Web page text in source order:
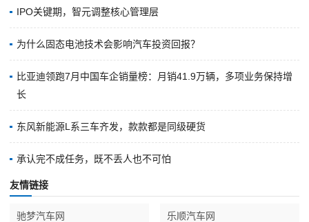
IPO关键期，智元调整核心管理层
为什么固态电池技术会影响汽车投资回报？
比亚迪领跑7月中国车企销量榜：月销41.9万辆，多项业务保持增
长
东风新能源L系三车齐发，款款都是同级硬货
承认完不成任务，既不丢人也不可怕
友情链接
驰梦汽车网 乐顺汽车网